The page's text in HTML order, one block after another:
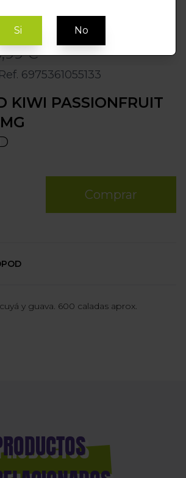
€
6975361055133
KIWI PASSIONFRUIT
Comprar
y guava. 600 caladas aprox.
Si No